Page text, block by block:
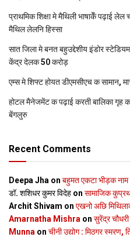
प्राथमिक शि‍क्षा मे मैथि‍ली भाषाकेँ पढ़ाई
मैथिल लेलनि हिस्सा
सात जिला मे बनत बहुउद्देशीय इंडोर
केंद्र देलक 50 करोड़
एम्स मे शिफ्ट होयत डीएमसीएच क सामान,
होटल मैनेजमेंट क पढ़ाई करती बालिका गृह
बेंगलुरु
Recent Comments
Deepa Jha on बहुमत एकटा भीड़क
डॉ. शशिधर कुमर विदेह on सामाजिक
Archit Shivam on एखनो अछि
Amarnatha Mishra on सुरेंद्र
Munna on चीनी उद्योग : मिठगर स्‍मरण,